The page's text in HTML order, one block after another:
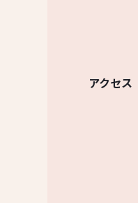
アクセス